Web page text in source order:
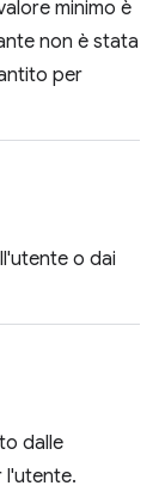
minimo è
non è stata
per
o dai
dalle
l'utente.